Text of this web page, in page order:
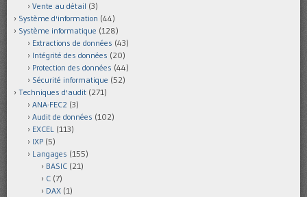
Vente au détail (3)
Système d'information (44)
Système informatique (128)
Extractions de données (43)
Intégrité des données (20)
Protection des données (44)
Sécurité informatique (52)
Techniques d'audit (271)
ANA-FEC2 (3)
Audit de données (102)
EXCEL (113)
IXP (5)
Langages (155)
BASIC (21)
C (7)
DAX (1)